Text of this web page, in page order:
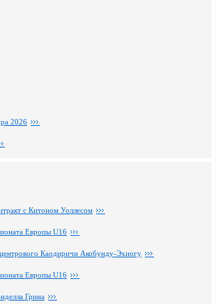
2026
с Китоном Уоллесом
Европы U16
Каодиричи Акобунду-Эхиогу
Европы U16
Грина